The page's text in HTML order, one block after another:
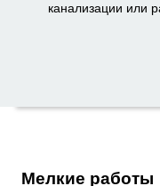
канализации или
Мелкие работы